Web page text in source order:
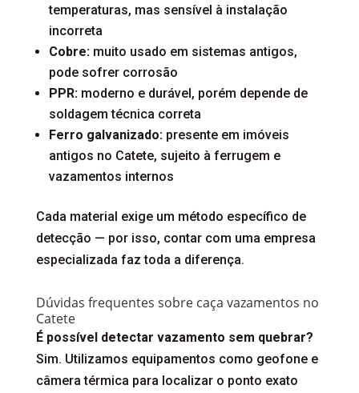
temperaturas, mas sensível à instalação
incorreta
Cobre:muito usado em sistemas antigos,
pode sofrer corrosão
PPR:moderno e durável, porém depende de
soldagem técnica correta
Ferro galvanizado:presente em imóveis
antigos no Catete, sujeito à ferrugem e
vazamentos internos
Cada material exige um método específico de
detecção — por isso, contar com uma empresa
especializada faz toda a diferença.
Dúvidas frequentes sobre caça vazamentos no
Catete
É possível detectar vazamento sem quebrar?
Sim. Utilizamos equipamentos como geofone e
câmera térmica para localizar o ponto exato